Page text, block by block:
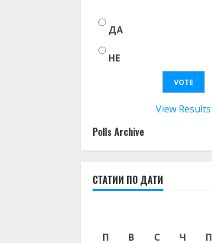
ДА
НЕ
View Results
Polls Archive
СТАТИИ ПО ДАТИ
П В С Ч П